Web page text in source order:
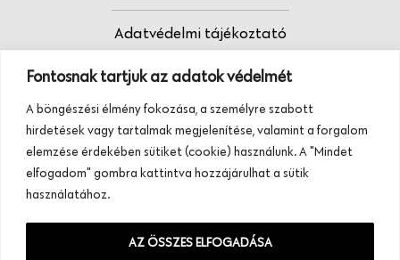
Fontosnak tartjuk az adatok védelmét
A böngészési élmény fokozása, a személyre szabott
hirdetések vagy tartalmak megjelenítése, valamint a forgalom
elemzése érdekében sütiket (cookie) használunk. A "Mindet
elfogadom" gombra kattintva hozzájárulhat a sütik
használatához.
AZ ÖSSZES ELFOGADÁSA
Adatvédelmi tájékoztató
Fodrász vagy?
Tudj meg többet termékeinkről, szolgáltatásainkról.
Hívj minket, vagy üzenj nekünk ezen a
telefonszámon:
+36 20 945 84 74